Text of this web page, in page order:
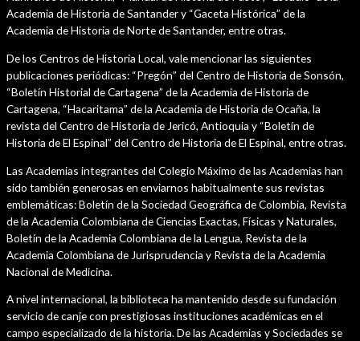
Academia de Historia de Santander y “Gaceta Histórica” de la
Academia de Historia de Norte de Santander, entre otras.
De los Centros de Historia Local, vale mencionar las siguientes
publicaciones periódicas: “Pregón” del Centro de Historia de Sonsón,
“Boletín Historial de Cartagena” de la Academia de Historia de
Cartagena, “Hacaritama” de la Academia de Historia de Ocaña, la
revista del Centro de Historia de Jericó, Antioquia y “Boletín de
Historia de El Espinal” del Centro de Historia de El Espinal, entre otras.
Las Academias integrantes del Colegio Máximo de las Academias han
sido también generosas en enviarnos habitualmente sus revistas
emblemáticas: Boletín de la Sociedad Geográfica de Colombia, Revista
de la Academia Colombiana de Ciencias Exactas, Físicas y Naturales,
Boletín de la Academia Colombiana de la Lengua, Revista de la
Academia Colombiana de Jurisprudencia y Revista de la Academia
Nacional de Medicina.
A nivel internacional, la biblioteca ha mantenido desde su fundación
servicio de canje con prestigiosas instituciones académicas en el
campo especializado de la historia. De las Academias y Sociedades se